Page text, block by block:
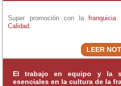
Super promoción con la franquicia
Calidad.
LEER
El trabajo en equipo y la
esenciales en la cultura de la